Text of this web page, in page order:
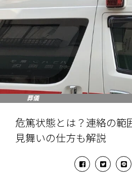
葬儀
危篤状態とは？連絡の範
見舞いの仕方も解説